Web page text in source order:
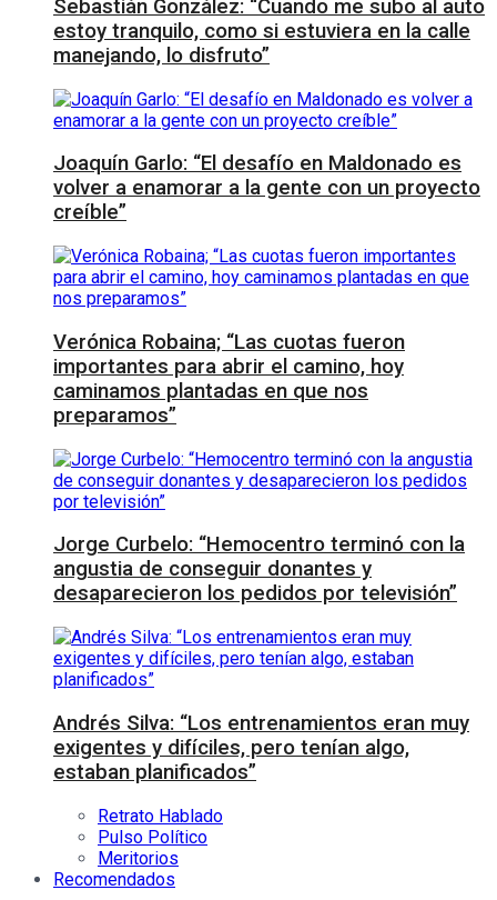
Sebastián González: “Cuando me subo al auto
estoy tranquilo, como si estuviera en la calle
manejando, lo disfruto”
Joaquín Garlo: “El desafío en Maldonado es
volver a enamorar a la gente con un proyecto
creíble”
Verónica Robaina; “Las cuotas fueron
importantes para abrir el camino, hoy
caminamos plantadas en que nos
preparamos”
Jorge Curbelo: “Hemocentro terminó con la
angustia de conseguir donantes y
desaparecieron los pedidos por televisión”
Andrés Silva: “Los entrenamientos eran muy
exigentes y difíciles, pero tenían algo,
estaban planificados”
Retrato Hablado
Pulso Político
Meritorios
Recomendados